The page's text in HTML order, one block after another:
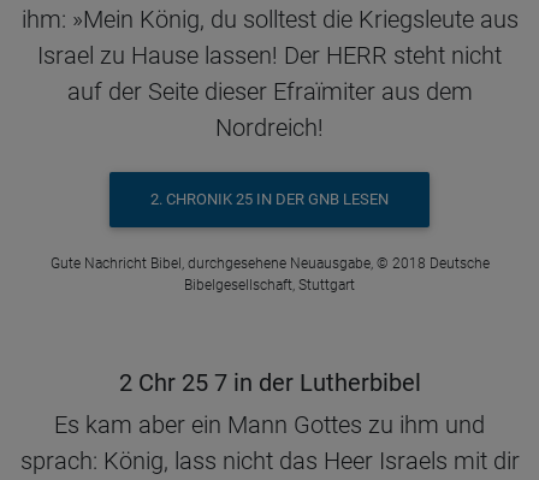
ihm: »Mein König, du solltest die Kriegsleute aus
Israel zu Hause lassen! Der HERR steht nicht
auf der Seite dieser Efraïmiter aus dem
Nordreich!
2. CHRONIK 25 IN DER GNB LESEN
Gute Nachricht Bibel, durchgesehene Neuausgabe, © 2018 Deutsche
Bibelgesellschaft, Stuttgart
2 Chr 25 7 in der Lutherbibel
Es kam aber ein Mann Gottes zu ihm und
sprach: König, lass nicht das Heer Israels mit dir